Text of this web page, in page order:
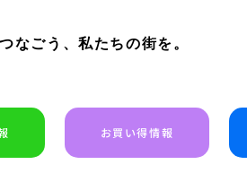
なごう、私たちの街を。
お買い得情報